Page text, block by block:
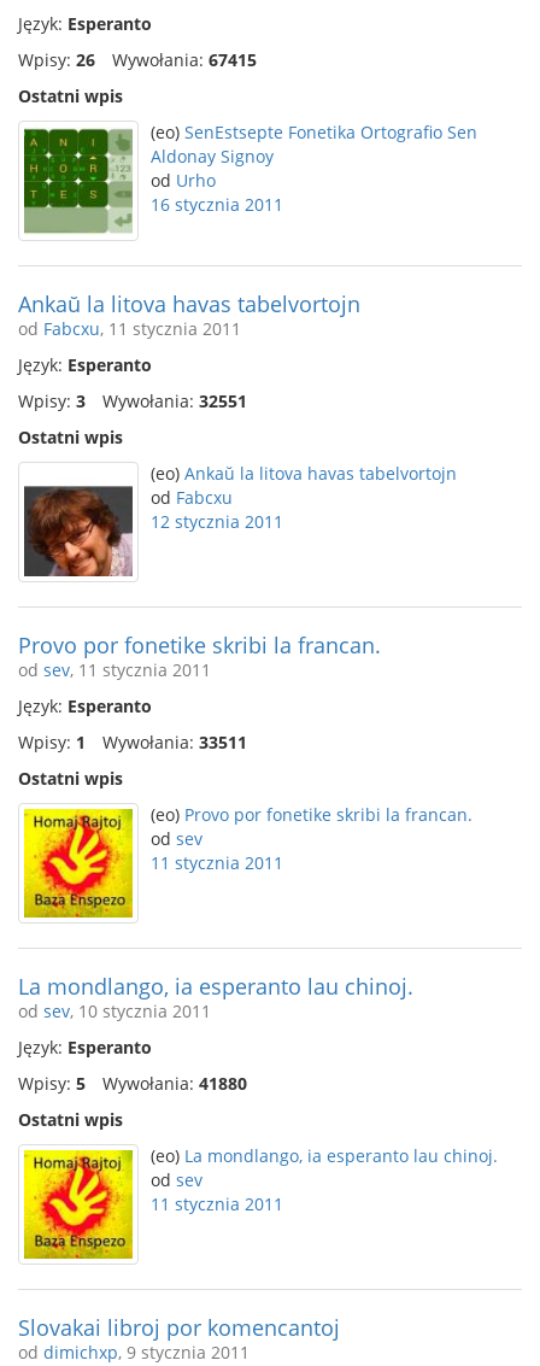
Język: Esperanto
Wpisy: 26 Wywołania: 67415
Ostatni wpis
(eo) SenEstsepte Fonetika Ortografio Sen
Aldonay Signoy
od Urho
16 stycznia 2011
Ankaŭ la litova havas tabelvortojn
od Fabcxu, 11 stycznia 2011
Język: Esperanto
Wpisy: 3 Wywołania: 32551
Ostatni wpis
(eo) Ankaŭ la litova havas tabelvortojn
od Fabcxu
12 stycznia 2011
Provo por fonetike skribi la francan.
od sev, 11 stycznia 2011
Język: Esperanto
Wpisy: 1 Wywołania: 33511
Ostatni wpis
(eo) Provo por fonetike skribi la francan.
od sev
11 stycznia 2011
La mondlango, ia esperanto lau chinoj.
od sev, 10 stycznia 2011
Język: Esperanto
Wpisy: 5 Wywołania: 41880
Ostatni wpis
(eo) La mondlango, ia esperanto lau chinoj.
od sev
11 stycznia 2011
Slovakai libroj por komencantoj
od dimichxp, 9 stycznia 2011